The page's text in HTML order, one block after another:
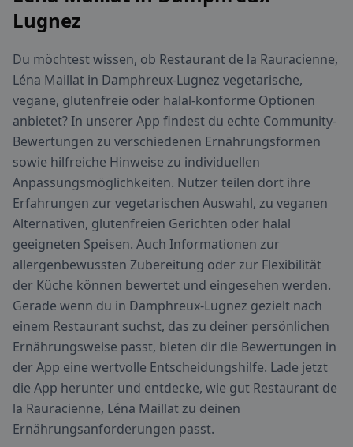
Lugnez
Du möchtest wissen, ob Restaurant de la Rauracienne,
Léna Maillat in Damphreux-Lugnez vegetarische,
vegane, glutenfreie oder halal-konforme Optionen
anbietet? In unserer App findest du echte Community-
Bewertungen zu verschiedenen Ernährungsformen
sowie hilfreiche Hinweise zu individuellen
Anpassungsmöglichkeiten. Nutzer teilen dort ihre
Erfahrungen zur vegetarischen Auswahl, zu veganen
Alternativen, glutenfreien Gerichten oder halal
geeigneten Speisen. Auch Informationen zur
allergenbewussten Zubereitung oder zur Flexibilität
der Küche können bewertet und eingesehen werden.
Gerade wenn du in Damphreux-Lugnez gezielt nach
einem Restaurant suchst, das zu deiner persönlichen
Ernährungsweise passt, bieten dir die Bewertungen in
der App eine wertvolle Entscheidungshilfe. Lade jetzt
die App herunter und entdecke, wie gut Restaurant de
la Rauracienne, Léna Maillat zu deinen
Ernährungsanforderungen passt.